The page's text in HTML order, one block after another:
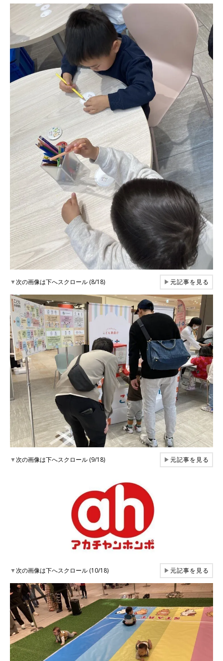
▼次の画像は下へスクロール (8/18) ▶元記事を見る
▼次の画像は下へスクロール (9/18) ▶元記事を見る
▼次の画像は下へスクロール (10/18) ▶元記事を見る